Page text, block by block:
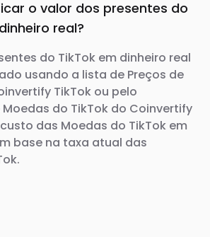
o valor dos presentes do
real?
do TikTok em dinheiro real
usando a lista de Preços de
TikTok ou pelo
do TikTok do Coinvertify
das Moedas do TikTok em
base na taxa atual das